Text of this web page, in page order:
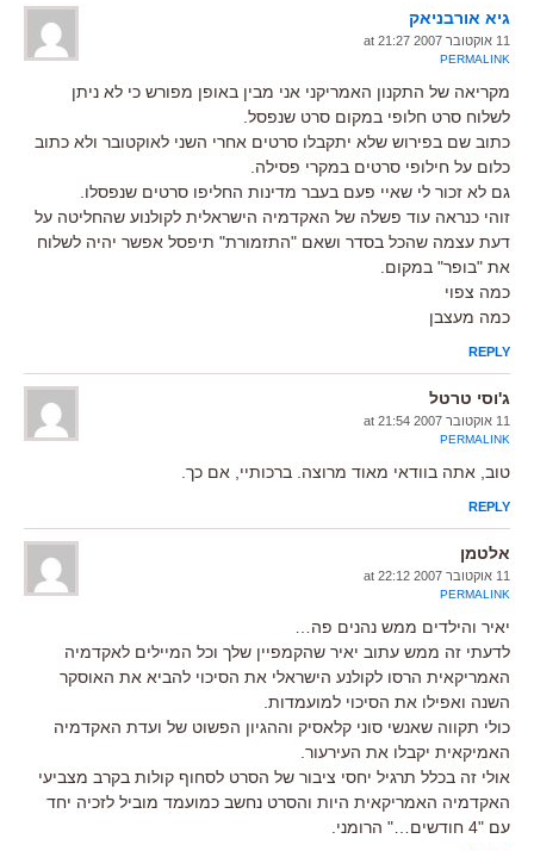
גיא אורבניאק
11 אוקטובר 2007 at 21:27
PERMALINK
מקריאה של התקנון האמריקני אני מבין באופן מפורש כי לא ניתן
לשלוח סרט חלופי במקום סרט שנפסל.
כתוב שם בפירוש שלא יתקבלו סרטים אחרי השני לאוקטובר ולא כתוב
כלום על חילופי סרטים במקרי פסילה.
גם לא זכור לי שאיי פעם בעבר מדינות החליפו סרטים שנפסלו.
זוהי כנראה עוד פשלה של האקדמיה הישראלית לקולנוע שהחליטה על
דעת עצמה שהכל בסדר ושאם "התזמורת" תיפסל אפשר יהיה לשלוח
את "בופר" במקום.
כמה צפוי
כמה מעצבן
REPLY
ג'וסי טרטל
11 אוקטובר 2007 at 21:54
PERMALINK
טוב, אתה בוודאי מאוד מרוצה. ברכותיי, אם כך.
REPLY
אלטמן
11 אוקטובר 2007 at 22:12
PERMALINK
יאיר והילדים ממש נהנים פה…
לדעתי זה ממש עתוב יאיר שהקמפיין שלך וכל המיילים לאקדמיה
האמריקאית הרסו לקולנע הישראלי את הסיכוי להביא את האוסקר
השנה ואפילו את הסיכוי למועמדות.
כולי תקווה שאנשי סוני קלאסיק וההגיון הפשוט של ועדת האקדמיה
האמיקאית יקבלו את העירעור.
אולי זה בכלל תרגיל יחסי ציבור של הסרט לסחוף קולות בקרב מצביעי
האקדמיה האמריקאית היות והסרט נחשב כמועמד מוביל לזכיה יחד
עם "4 חודשים…" הרומני.